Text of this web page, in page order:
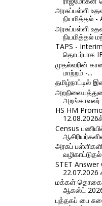
அரசுப்பள்ளி
நியமித்தல் -
அரசுப்பள்ளி
நியமித்தல்
TAPS -
தொடர்பாக
முதல்வரின்
மாற்றம் -...
தமிழ்நாட்டில்
அறங்காவலர்
HS HM
Census
அரசுப்
வழிகாட்டுதல்
STET Answer
22.07.2026
மக்கள் தொகை
ஆகஸ்ட்
புத்தகப் பை